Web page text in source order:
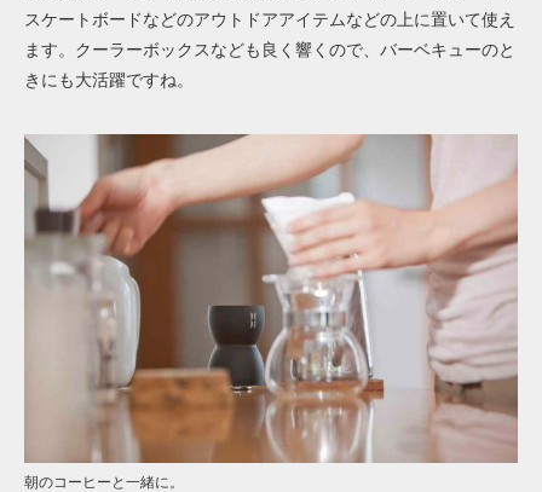
スケートボードなどのアウトドアアイテムなどの上に置いて使え
ます。クーラーボックスなども良く響くので、バーベキューのと
きにも大活躍ですね。
朝のコーヒーと一緒に。